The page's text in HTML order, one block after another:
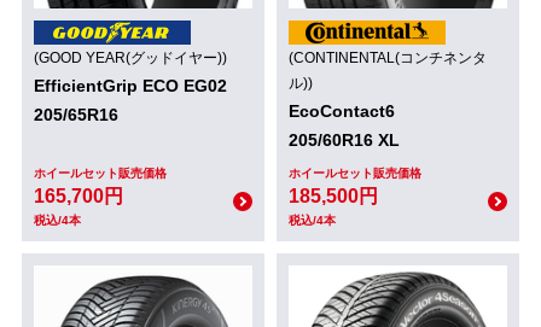
(GOOD YEAR(グッドイヤー))
EfficientGrip ECO EG02
205/65R16
ホイールセット販売価格
165,700円
税込/4本
(CONTINENTAL(コンチネンタ
ル))
EcoContact6
205/60R16 XL
ホイールセット販売価格
185,500円
税込/4本